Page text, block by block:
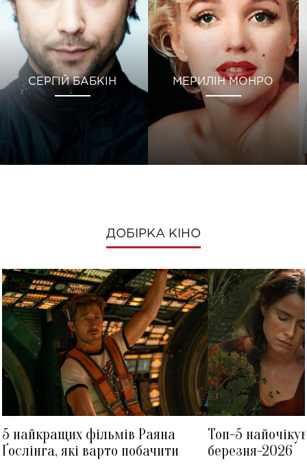
СЕРГІЙ БАБКІН МЕРИЛІН МОНРО
ДОБІРКА КІНО
5 найкращих фільмів Раяна
Ґослінга, які варто побачити
Топ-5
березня-2026